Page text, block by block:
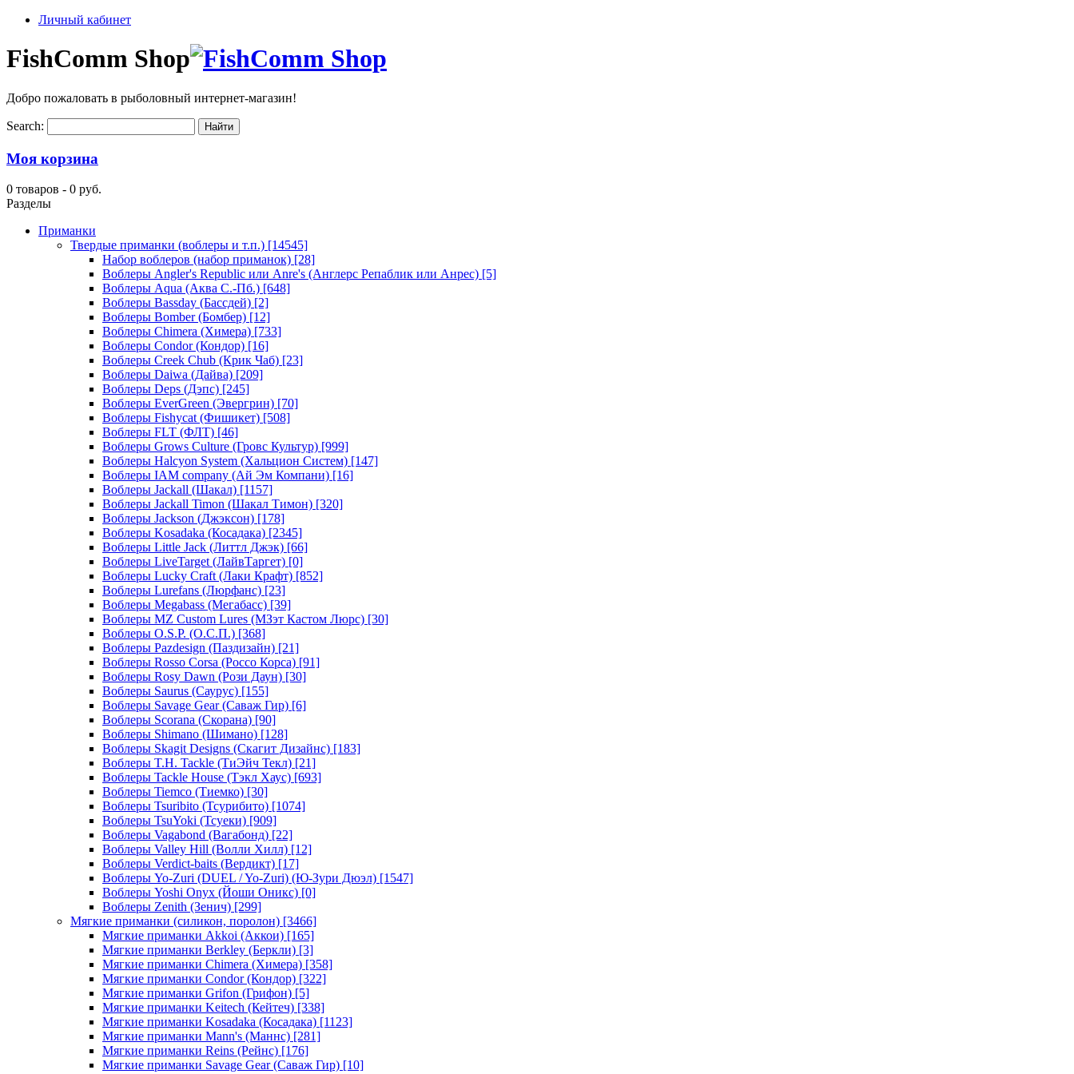
Личный кабинет
FishComm Shop
Добро пожаловать в рыболовный интернет-магазин!
Search:
Моя корзина
0 товаров - 0 руб.
Разделы
Приманки
Твердые приманки (воблеры и т.п.) [14545]
Набор воблеров (набор приманок) [28]
Воблеры Angler's Republic или Anre's (Англерс Репаблик или Анрес) [5]
Воблеры Aqua (Аква С.-Пб.) [648]
Воблеры Bassday (Бассдей) [2]
Воблеры Bomber (Бомбер) [12]
Воблеры Chimera (Химера) [733]
Воблеры Condor (Кондор) [16]
Воблеры Creek Chub (Крик Чаб) [23]
Воблеры Daiwa (Дайва) [209]
Воблеры Deps (Дэпс) [245]
Воблеры EverGreen (Эвергрин) [70]
Воблеры Fishycat (Фишикет) [508]
Воблеры FLT (ФЛТ) [46]
Воблеры Grows Culture (Гровс Культур) [999]
Воблеры Halcyon System (Хальцион Систем) [147]
Воблеры IAM company (Ай Эм Компани) [16]
Воблеры Jackall (Шакал) [1157]
Воблеры Jackall Timon (Шакал Тимон) [320]
Воблеры Jackson (Джэксон) [178]
Воблеры Kosadaka (Косадака) [2345]
Воблеры Little Jack (Литтл Джэк) [66]
Воблеры LiveTarget (ЛайвТаргет) [0]
Воблеры Lucky Craft (Лаки Крафт) [852]
Воблеры Lurefans (Люрфанс) [23]
Воблеры Megabass (Мегабасс) [39]
Воблеры MZ Custom Lures (МЗэт Кастом Люрс) [30]
Воблеры O.S.P. (О.С.П.) [368]
Воблеры Pazdesign (Паздизайн) [21]
Воблеры Rosso Corsa (Россо Корса) [91]
Воблеры Rosy Dawn (Рози Даун) [30]
Воблеры Saurus (Саурус) [155]
Воблеры Savage Gear (Саваж Гир) [6]
Воблеры Scorana (Скорана) [90]
Воблеры Shimano (Шимано) [128]
Воблеры Skagit Designs (Скагит Дизайнс) [183]
Воблеры T.H. Tackle (ТиЭйч Текл) [21]
Воблеры Tackle House (Тэкл Хаус) [693]
Воблеры Tiemco (Тиемко) [30]
Воблеры Tsuribito (Тсурибито) [1074]
Воблеры TsuYoki (Тсуеки) [909]
Воблеры Vagabond (Вагабонд) [22]
Воблеры Valley Hill (Волли Хилл) [12]
Воблеры Verdict-baits (Вердикт) [17]
Воблеры Yo-Zuri (DUEL / Yo-Zuri) (Ю-Зури Дюэл) [1547]
Воблеры Yoshi Onyx (Йоши Оникс) [0]
Воблеры Zenith (Зенич) [299]
Мягкие приманки (силикон, поролон) [3466]
Мягкие приманки Akkoi (Аккои) [165]
Мягкие приманки Berkley (Беркли) [3]
Мягкие приманки Chimera (Химера) [358]
Мягкие приманки Condor (Кондор) [322]
Мягкие приманки Grifon (Грифон) [5]
Мягкие приманки Keitech (Кейтеч) [338]
Мягкие приманки Kosadaka (Косадака) [1123]
Мягкие приманки Mann's (Маннс) [281]
Мягкие приманки Reins (Рейнс) [176]
Мягкие приманки Savage Gear (Саваж Гир) [10]